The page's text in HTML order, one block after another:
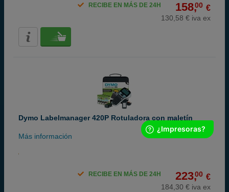
158,00 €
130,58 € iva ex
RECIBE EN MÁS DE 24H
Dymo Labelmanager 420P Rotuladora con maletín
Más información
223,00 €
184,30 € iva ex
RECIBE EN MÁS DE 24H